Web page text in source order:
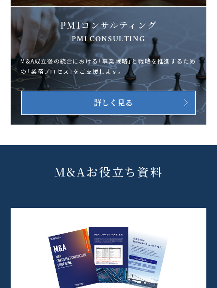
PMIコンサルティング
PMI CONSULTING
M&A成立後の統合における「事業戦略」と戦略を推進するため
の「業務プロセス」をご支援します。
詳しく見る
M&Aお役立ち資料